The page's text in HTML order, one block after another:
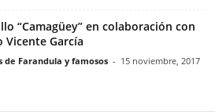
“Camagüey” en colaboración con
García
de Farandula y famosos - 15 noviembre, 2017